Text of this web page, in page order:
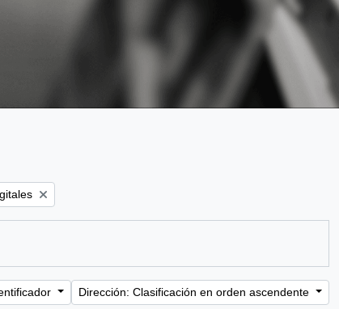
Dirección: Clasificación en orden ascendente